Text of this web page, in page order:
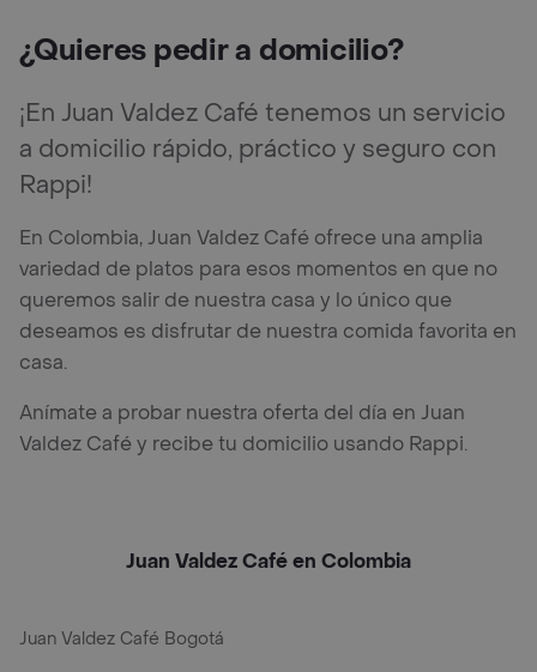
¿Quieres pedir a domicilio?
¡En Juan Valdez Café tenemos un servicio
a domicilio rápido, práctico y seguro con
Rappi!
En Colombia, Juan Valdez Café ofrece una amplia
variedad de platos para esos momentos en que no
queremos salir de nuestra casa y lo único que
deseamos es disfrutar de nuestra comida favorita en
casa.
Anímate a probar nuestra oferta del día en Juan
Valdez Café y recibe tu domicilio usando Rappi.
Juan Valdez Café en Colombia
Juan Valdez Café Bogotá